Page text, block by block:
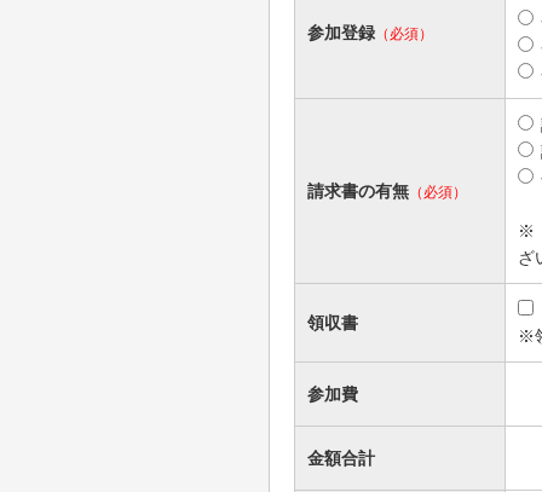
参加登録 （必須）
請求書の有無 （必須）
※
ざ
領収書
※
参加費
金額合計